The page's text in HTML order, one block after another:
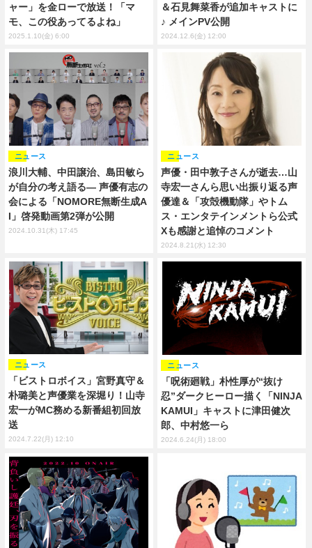
ャー」を金ローで放送！「マ
モ、この役あってるよね」
2025.1.10(金) 6:00
＆石見舞菜香が追加キャストに
♪ メインPV公開
2024.12.6(金) 12:00
浪川大輔、中田譲治、島田敏ら
が自分の考え語る― 声優有志の
会による「NOMORE無断生成A
I」啓発動画第2弾が公開
ニュース
2024.10.31(木) 17:45
声優・田中敦子さんが逝去…山
寺宏一さんら思い出振り返る声
優達＆「攻殻機動隊」やトム
ス・エンタテインメントら公式
Xも感謝と追悼のコメント
ニュース
2024.8.21(水) 12:30
「ビストロボイス」宮野真守＆
朴璐美と声優業を深堀り！山寺
宏一がMC務める新番組初回放
送
ニュース
2024.7.22(月) 12:10
「呪術廻戦」朴性厚が“抜け
忍”ダークヒーロー描く「NINJA
KAMUI」キャストに津田健次
郎、中村悠一ら
ニュース
2024.6.24(月) 18:00